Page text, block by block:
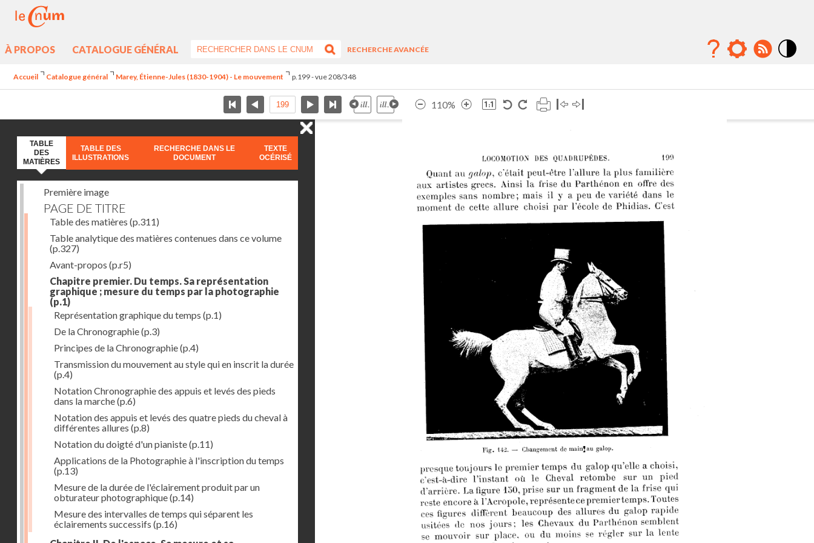
À PROPOS CATALOGUE GÉNÉRAL
RECHERCHE AVANCÉE
Accueil Catalogue général Marey, Étienne-Jules (1830-1904) - Le mouvement p.199 - vue 208/348
110%
TABLE
DES
MATIÈRES
TABLE DES
ILLUSTRATIONS
RECHERCHE DANS LE
DOCUMENT
TEXTE
OCÉRISÉ
Première image
PAGE DE TITRE
Table des matières (p.311)
Table analytique des matières contenues dans ce volume
(p.327)
Avant-propos (p.r5)
Chapitre premier. Du temps. Sa représentation
graphique ; mesure du temps par la photographie
(p.1)
Représentation graphique du temps (p.1)
De la Chronographie(p.3)
Principes de la Chronographie(p.4)
Transmission du mouvement au style qui en inscrit la durée
(p.4)
Notation Chronographie des appuis et levés des pieds
dans la marche(p.6)
Notation des appuis et levés des quatre pieds du cheval à
différentes allures (p.8)
Notation du doigté d'un pianiste(p.11)
Applications de la Photographie à l'inscription du temps
(p.13)
Mesure de la durée de l'éclairement produit par un
obturateur photographique(p.14)
Mesure des intervalles de temps qui séparent les
éclairements successifs (p.16)